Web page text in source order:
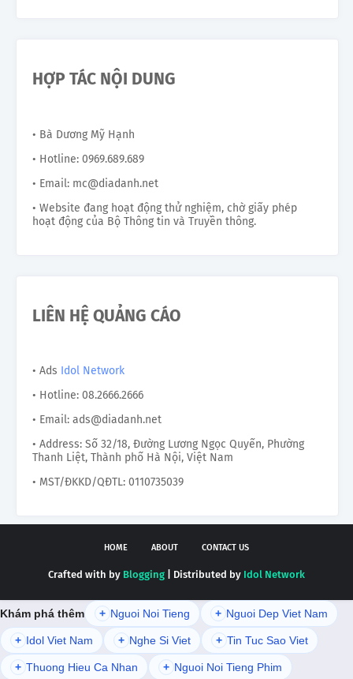
HỢP TÁC NỘI DUNG
• Bà Dương Mỹ Hạnh
• Hotline: 0969.689.689
• Email: mc@diadanh.net
• Website đang hoạt động thử nghiệm, chờ giấy phép
hoạt động của Bộ Thông tin và Truyền thông.
LIÊN HỆ QUẢNG CÁO
• Ads Idol Network
• Hotline: 08.2666.2666
• Email: ads@diadanh.net
• Address: Số 32/18, Đường Lương Ngọc Quyến, Phường
Thanh Liệt, Thành phố Hà Nội, Việt Nam
• MST/ĐKKD/QĐTL: 0110735039
HOME ABOUT CONTACT US
Crafted with by Blogging | Distributed by Idol Network
Khám phá thêm + Nguoi Noi Tieng + Nguoi Dep Viet Nam
+ Idol Viet Nam + Nghe Si Viet + Tin Tuc Sao Viet
+ Thuong Hieu Ca Nhan + Nguoi Noi Tieng Phim